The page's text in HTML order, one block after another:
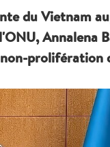
du Vietnam
Annalena
non-prolifération